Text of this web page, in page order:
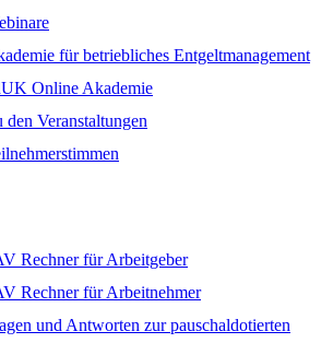
für betriebliches Entgeltmanagement
Online Akademie
den Veranstaltungen
Rechner für Arbeitgeber
Rechner für Arbeitnehmer
und Antworten zur pauschaldotierten